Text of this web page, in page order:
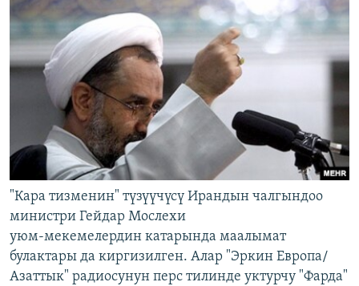
"Кара тизменин" түзүүчүсү Ирандын чалгындоо
министри Гейдар Мослехи
уюм-мекемелердин катарында маалымат
булактары да киргизилген. Алар "Эркин Европа/
Азаттык" радиосунун перс тилинде уктурчу "Фарда"